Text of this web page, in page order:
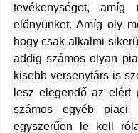
tevékenységet,
előnyünket. Amíg oly
hogy csak alkalmi
addig számos olyan
kisebb versenytárs is
lesz elegendő az elért
számos egyéb
egyszerűen le kell